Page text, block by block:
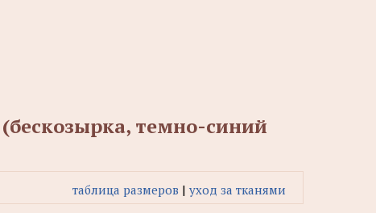
темно-синий
таблица размеров | уход за тканями